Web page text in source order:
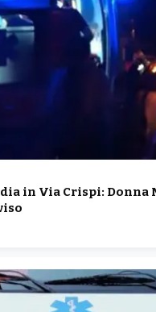
in Via Crispi: Donna